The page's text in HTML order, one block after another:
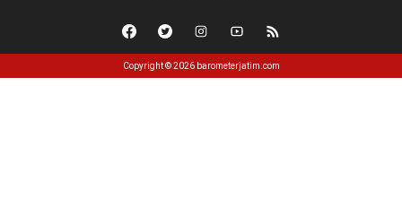
Copyright © 2026 barometerjatim.com